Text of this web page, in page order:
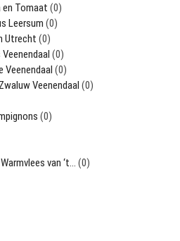
en Tomaat (0)
Leersum (0)
Utrecht (0)
(0)
Veenendaal (0)
Veenendaal (0)
(0)
van ‘t… (0)